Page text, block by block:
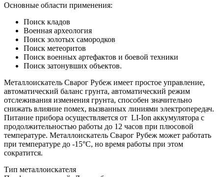
Основные области применения:
Поиск кладов
Военная археология
Поиск золотых самородков
Поиск метеоритов
Поиск военных артефактов и боевой техники
Поиск затонувших объектов.
Металлоискатель Сварог Рубеж имеет простое управление,
автоматический баланс грунта, автоматический режим
отслеживания изменения грунта, способен значительно
снижать влияние помех, вызванных линиями электропередач.
Питание прибора осуществляется от LI-Ion аккумулятора с
продолжительностью работы до 12 часов при плюсовой
температуре. Металлоискатель Сварог Рубеж может работать
при температуре до -15°С, но время работы при этом
сократится.
Тип металлоискателя